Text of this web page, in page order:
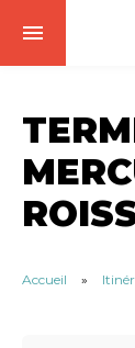
Accueil »